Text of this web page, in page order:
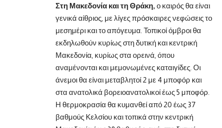
Στη Μακεδονία και τη Θράκη, ο καιρός θα είναι
γενικά αίθριος, με λίγες πρόσκαιρες νεφώσεις το
μεσημέρι και το απόγευμα. Τοπικοί όμβροι θα
εκδηλωθούν κυρίως στη δυτική και κεντρική
Μακεδονία, κυρίως στα ορεινά, όπου
αναμένονται και μεμονωμένες καταιγίδες. Οι
άνεμοι θα είναι μεταβλητοί 2 με 4 μποφόρ και
στα ανατολικά βορειοανατολικοί έως 5 μποφόρ.
Η θερμοκρασία θα κυμανθεί από 20 έως 37
βαθμούς Κελσίου και τοπικά στην κεντρική